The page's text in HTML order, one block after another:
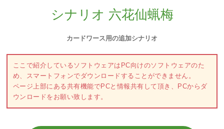
シナリオ 六花仙蝋梅
カードワース用の追加シナリオ
ここで紹介しているソフトウェアはPC向けのソフトウェアのた
め、スマートフォンでダウンロードすることができません。
ページ上部にある共有機能でPCと情報共有して頂き、PCからダ
ウンロードをお願い致します。